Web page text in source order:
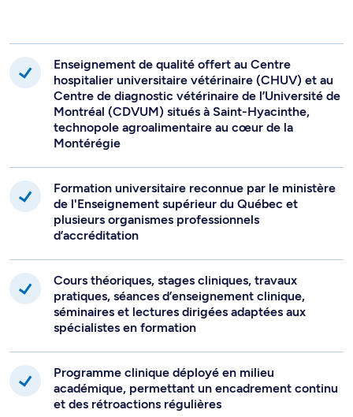
Enseignement de qualité offert au Centre
hospitalier universitaire vétérinaire (CHUV) et au
Centre de diagnostic vétérinaire de l’Université de
Montréal (CDVUM) situés à Saint-Hyacinthe,
technopole agroalimentaire au cœur de la
Montérégie
Formation universitaire reconnue par le ministère
de l'Enseignement supérieur du Québec et
plusieurs organismes professionnels
d’accréditation
Cours théoriques, stages cliniques, travaux
pratiques, séances d’enseignement clinique,
séminaires et lectures dirigées adaptées aux
spécialistes en formation
Programme clinique déployé en milieu
académique, permettant un encadrement continu
et des rétroactions régulières